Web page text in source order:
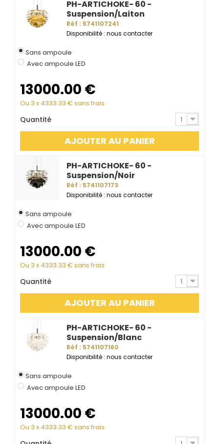
PH-ARTICHOKE- 60 -
Suspension/Laiton
Réf : 5741107241
Disponibilité : nous contacter
Sans ampoule
Avec ampoule LED
13000.00 €
Ou 3 x 4333.33 € sans frais
Quantité 1
AJOUTER AU PANIER
PH-ARTICHOKE- 60 -
Suspension/Noir
Réf : 5741107173
Disponibilité : nous contacter
Sans ampoule
Avec ampoule LED
13000.00 €
Ou 3 x 4333.33 € sans frais
Quantité 1
AJOUTER AU PANIER
PH-ARTICHOKE- 60 -
Suspension/Blanc
Réf : 5741107160
Disponibilité : nous contacter
Sans ampoule
Avec ampoule LED
13000.00 €
Ou 3 x 4333.33 € sans frais